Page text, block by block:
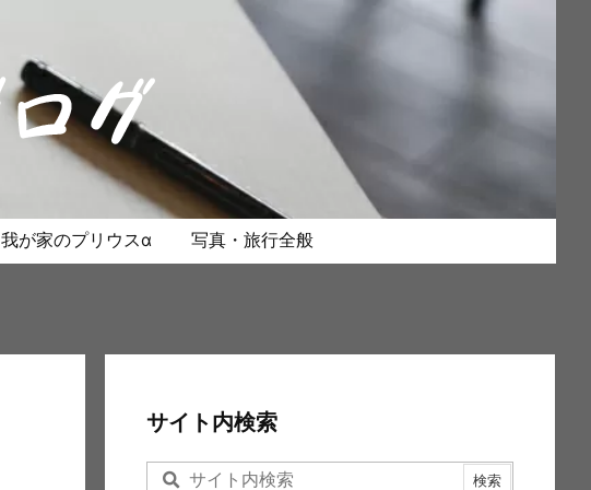
我が家のプリウスα 写真・旅行全般
サイト内検索